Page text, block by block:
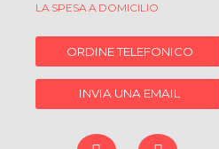
LA SPESA A DOMICILIO
ORDINE TELEFONICO
INVIA UNA EMAIL